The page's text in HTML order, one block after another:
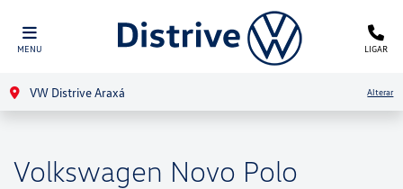
MENU LIGAR
VW Distrive Araxá Alterar
Volkswagen Novo Polo